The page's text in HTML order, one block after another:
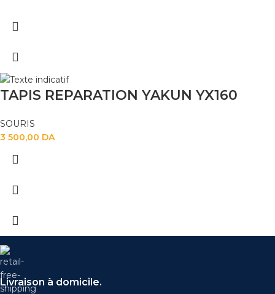
TAPIS REPARATION YAKUN YX160
SOURIS
3 500,00 DA
Livraison à domicile.